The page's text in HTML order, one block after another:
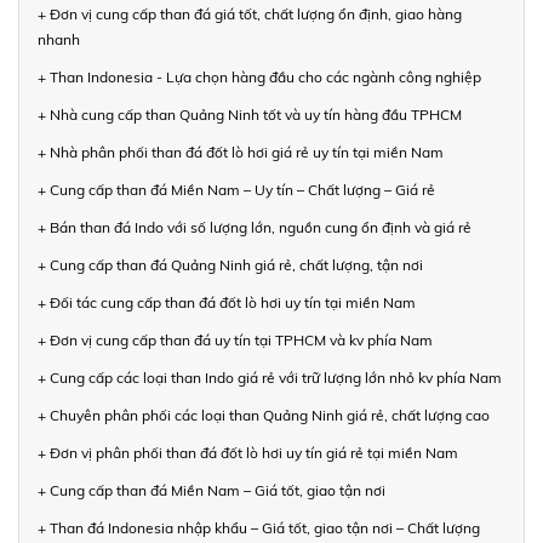
+ Đơn vị cung cấp than đá giá tốt, chất lượng ổn định, giao hàng
nhanh
+ Than Indonesia - Lựa chọn hàng đầu cho các ngành công nghiệp
+ Nhà cung cấp than Quảng Ninh tốt và uy tín hàng đầu TPHCM
+ Nhà phân phối than đá đốt lò hơi giá rẻ uy tín tại miền Nam
+ Cung cấp than đá Miền Nam – Uy tín – Chất lượng – Giá rẻ
+ Bán than đá Indo với số lượng lớn, nguồn cung ổn định và giá rẻ
+ Cung cấp than đá Quảng Ninh giá rẻ, chất lượng, tận nơi
+ Đối tác cung cấp than đá đốt lò hơi uy tín tại miền Nam
+ Đơn vị cung cấp than đá uy tín tại TPHCM và kv phía Nam
+ Cung cấp các loại than Indo giá rẻ với trữ lượng lớn nhỏ kv phía Nam
+ Chuyên phân phối các loại than Quảng Ninh giá rẻ, chất lượng cao
+ Đơn vị phân phối than đá đốt lò hơi uy tín giá rẻ tại miền Nam
+ Cung cấp than đá Miền Nam – Giá tốt, giao tận nơi
+ Than đá Indonesia nhập khẩu – Giá tốt, giao tận nơi – Chất lượng